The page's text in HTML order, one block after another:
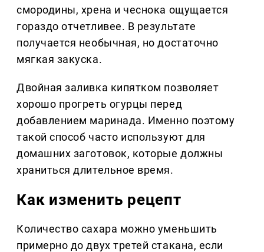
смородины, хрена и чеснока ощущается
гораздо отчетливее. В результате
получается необычная, но достаточно
мягкая закуска.
Двойная заливка кипятком позволяет
хорошо прогреть огурцы перед
добавлением маринада. Именно поэтому
такой способ часто используют для
домашних заготовок, которые должны
храниться длительное время.
Как изменить рецепт
Количество сахара можно уменьшить
примерно до двух третей стакана, если